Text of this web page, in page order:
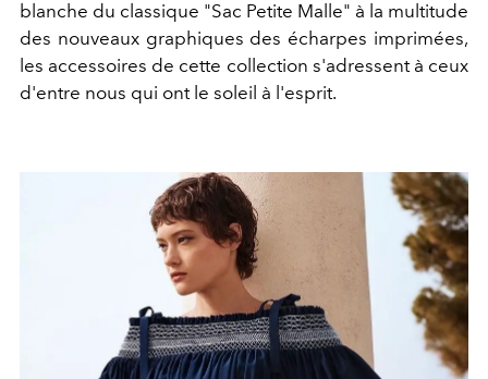
blanche du classique "Sac Petite Malle" à la multitude
des nouveaux graphiques des écharpes imprimées,
les accessoires de cette collection s'adressent à ceux
d'entre nous qui ont le soleil à l'esprit.